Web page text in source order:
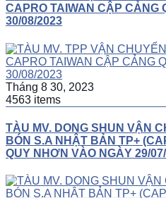
CAPRO TAIWAN CẬP CẢNG
30/08/2023
Tháng 8 30, 2023
4563 items
TÀU MV. DONG SHUN VẬN
BÓN S.A NHẬT BẢN TP+
QUY NHƠN VÀO NGÀY 29/